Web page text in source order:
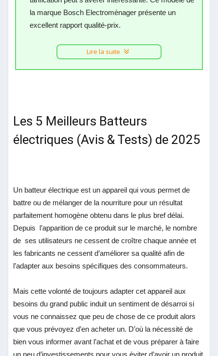
la marque Bosch Electroménager présente un
excellent rapport qualité-prix.
Lire la suite
Les 5 Meilleurs Batteurs
électriques (Avis & Tests) de 2025
Un batteur électrique est un appareil qui vous permet de
battre ou de mélanger de la nourriture pour un résultat
parfaitement homogène obtenu dans le plus bref délai.
Depuis l’apparition de ce produit sur le marché, le nombre
de ses utilisateurs ne cessent de croître chaque année et
les fabricants ne cessent d’améliorer sa qualité afin de
l’adapter aux besoins spécifiques des consommateurs.
Mais cette volonté de toujours adapter cet appareil aux
besoins du grand public induit un sentiment de désarroi si
vous ne connaissez que peu de chose de ce produit alors
que vous prévoyez d’en acheter un. D’où la nécessité de
bien vous informer avant l’achat et de vous préparer à faire
un peu d’investissements pour vous éviter d’avoir un produit